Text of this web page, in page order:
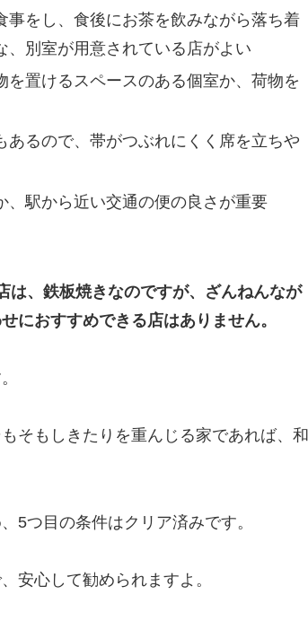
をし、食後にお茶を飲みながら落ち着
、別室が用意されている店がよい
置けるスペースのある個室か、荷物を
るので、帯がつぶれにくく席を立ちや
、駅から近い交通の便の良さが重要
は、鉄板焼きなのですが、ざんねんなが
におすすめできる店はありません。
そもしきたりを重んじる家であれば、和
5つ目の条件はクリア済みです。
安心して勧められますよ。